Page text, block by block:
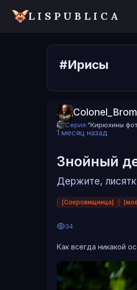
LISPUBLICA
#Ирисы
Colonel_Brom
Серия:"Кирюхины
1 месяц назад
Знойный
Держите,
[Сокровищница]
34
Как всегда никакой